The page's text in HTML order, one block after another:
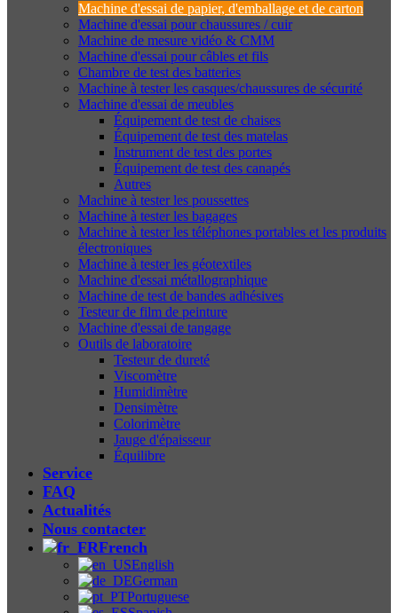
Machine d'essai de papier, d'emballage et de carton
Machine d'essai pour chaussures / cuir
Machine de mesure vidéo & CMM
Machine d'essai pour câbles et fils
Chambre de test des batteries
Machine à tester les casques/chaussures de sécurité
Machine d'essai de meubles
Équipement de test de chaises
Équipement de test des matelas
Instrument de test des portes
Équipement de test des canapés
Autres
Machine à tester les poussettes
Machine à tester les bagages
Machine à tester les téléphones portables et les produits
électroniques
Machine à tester les géotextiles
Machine d'essai métallographique
Machine de test de bandes adhésives
Testeur de film de peinture
Machine d'essai de tangage
Outils de laboratoire
Testeur de dureté
Viscomètre
Humidimètre
Densimètre
Colorimètre
Jauge d'épaisseur
Équilibre
Service
FAQ
Actualités
Nous contacter
French
English
German
Portuguese